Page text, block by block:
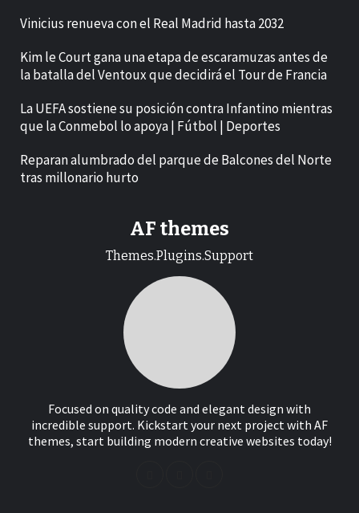
Vinicius renueva con el Real Madrid hasta 2032
Kim le Court gana una etapa de escaramuzas antes de
la batalla del Ventoux que decidirá el Tour de Francia
La UEFA sostiene su posición contra Infantino mientras
que la Conmebol lo apoya | Fútbol | Deportes
Reparan alumbrado del parque de Balcones del Norte
tras millonario hurto
AF themes
Themes.Plugins.Support
Focused on quality code and elegant design with
incredible support. Kickstart your next project with AF
themes, start building modern creative websites today!